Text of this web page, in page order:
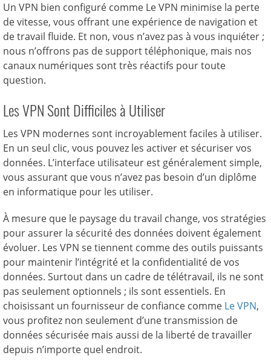
Un VPN bien configuré comme Le VPN minimise la perte
de vitesse, vous offrant une expérience de navigation et
de travail fluide. Et non, vous n’avez pas à vous inquiéter ;
nous n’offrons pas de support téléphonique, mais nos
canaux numériques sont très réactifs pour toute
question.
Les VPN Sont Difficiles à Utiliser
Les VPN modernes sont incroyablement faciles à utiliser.
En un seul clic, vous pouvez les activer et sécuriser vos
données. L’interface utilisateur est généralement simple,
vous assurant que vous n’avez pas besoin d’un diplôme
en informatique pour les utiliser.
À mesure que le paysage du travail change, vos stratégies
pour assurer la sécurité des données doivent également
évoluer. Les VPN se tiennent comme des outils puissants
pour maintenir l’intégrité et la confidentialité de vos
données. Surtout dans un cadre de télétravail, ils ne sont
pas seulement optionnels ; ils sont essentiels. En
choisissant un fournisseur de confiance comme Le VPN,
vous profitez non seulement d’une transmission de
données sécurisée mais aussi de la liberté de travailler
depuis n’importe quel endroit.